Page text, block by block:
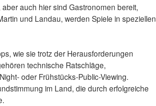
auch hier sind Gastronomen bereit,
und Landau, werden Spiele in speziellen
wie sie trotz der Herausforderungen
technische Ratschläge,
oder Frühstücks-Public-Viewing.
im Land, die durch erfolgreiche